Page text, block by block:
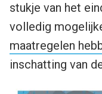
stukje van het
volledig
maatregelen
inschatting van